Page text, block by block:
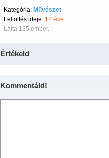
Kategória: Művészet
Feltöltés ideje: 12 éve
Látta 135 ember.
Értékeld
Kommentáld!